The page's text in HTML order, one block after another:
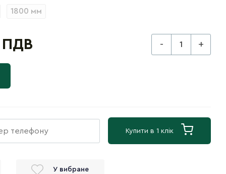
1800 мм
ПДВ - +
Купити в 1 клік
У вибране